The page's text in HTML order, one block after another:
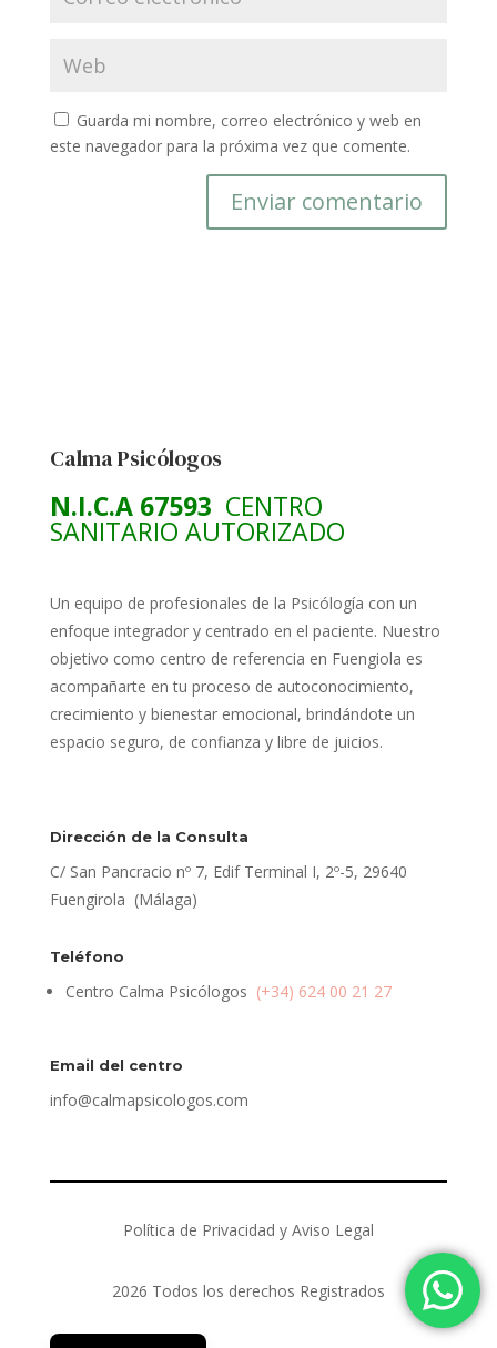
Guarda mi nombre, correo electrónico y web en
este navegador para la próxima vez que comente.
Calma Psicólogos
N.I.C.A 67593 CENTRO
SANITARIO AUTORIZADO
Un equipo de profesionales de la Psicólogía con un
enfoque integrador y centrado en el paciente. Nuestro
objetivo como centro de referencia en Fuengiola es
acompañarte en tu proceso de autoconocimiento,
crecimiento y bienestar emocional, brindándote un
espacio seguro, de confianza y libre de juicios.
Dirección de la Consulta
C/ San Pancracio nº 7, Edif Terminal I, 2º-5, 29640
Fuengirola (Málaga)
Teléfono
Centro Calma Psicólogos (+34) 624 00 21 27
Email del centro
info@calmapsicologos.com
Política de Privacidad y Aviso Legal
2026 Todos los derechos Registrados